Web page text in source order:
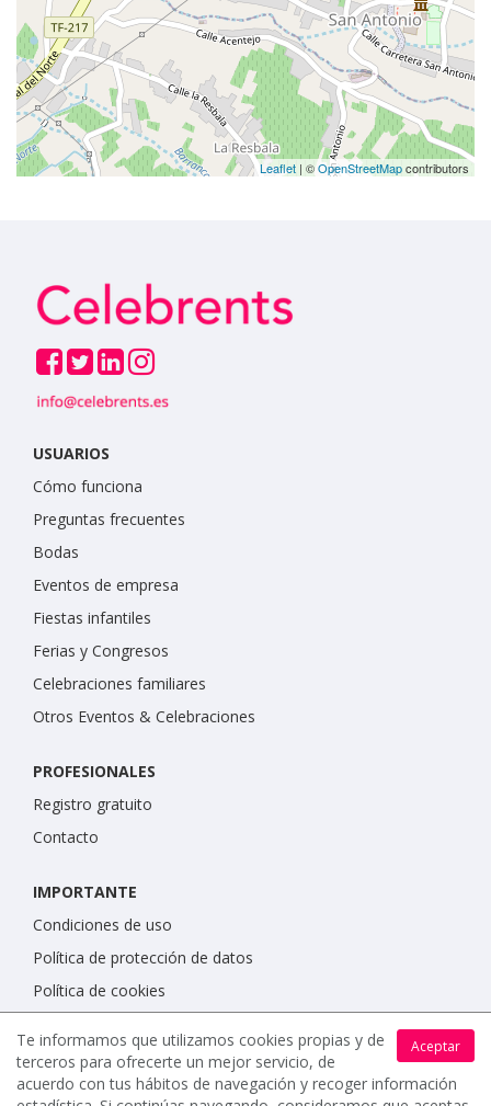
Leaflet | ©OpenStreetMapcontributors
USUARIOS
Cómo funciona
Preguntas frecuentes
Bodas
Eventos de empresa
Fiestas infantiles
Ferias y Congresos
Celebraciones familiares
Otros Eventos & Celebraciones
PROFESIONALES
Registro gratuito
Contacto
IMPORTANTE
Condiciones de uso
Política de protección de datos
Política de cookies
Aceptar
Te informamos que utilizamos cookies propias y de
terceros para ofrecerte un mejor servicio, de
acuerdo con tus hábitos de navegación y recoger información